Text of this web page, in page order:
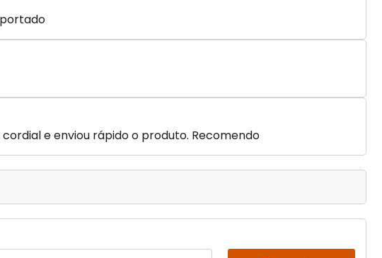
e enviou rápido o produto. Recomendo